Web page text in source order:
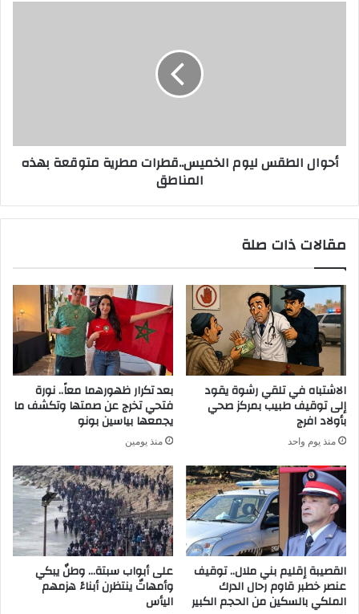
أحوال الطقس ليوم الخميس..قطرات مطرية متوقعة بهذه
المناطق
مقالات ذات صلة
الاشتباه في تلقي رشوة يقود
إلى توقيف طبيب بمركز صحي
بأولاد افرج
منذ يوم واحد
بعد تكرار ظهورهما معاً.. نورة
فتحي تخرج عن صمتها وتكشف ما
يجمعها بياسين بونو
منذ يومين
القصيبة إقليم بني ملال.. توقيف
عنصر خطبر قاوم رحال الدرك
الملكي بالسكين من الحجم الكبير
على أبواب سبتة… وطنٌ يبكي
وأمهاتٌ ينتظرن أبناءً هزمهم
اليأس